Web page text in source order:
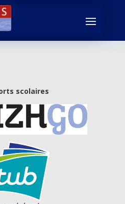
scolaires